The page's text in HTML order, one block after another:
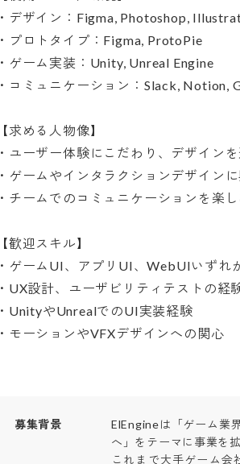
・デザイン：Figma, Photoshop,
・プロトタイプ：Figma, ProtoPie
・ゲーム実装：Unity, Unreal Engine
・コミュニケーション：Slack, Notion,
【求める人物像】
・ユーザー体験にこだわり、デザイン
・ゲームやインタラクションデザイン
・チームでのコミュニケーションを楽
【歓迎スキル】
・ゲームUI、アプリUI、WebUIいずれ
・UX設計、ユーザビリティテストの経
・UnityやUnrealでのUI実装経験
・モーションやVFXデザインへの関心
募集背景
ElEngineは「ゲーム業
へ」をテーマに事業を
これまで大手ゲーム